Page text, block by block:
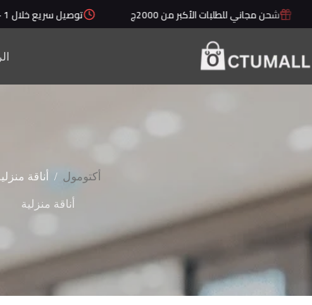
التجاوزشحن مجاني للطلبات الأكبر من 2000ج توصيل سريع خلال 1 - 5 أيام
أكتومول / أناقة
أناقة منزلية